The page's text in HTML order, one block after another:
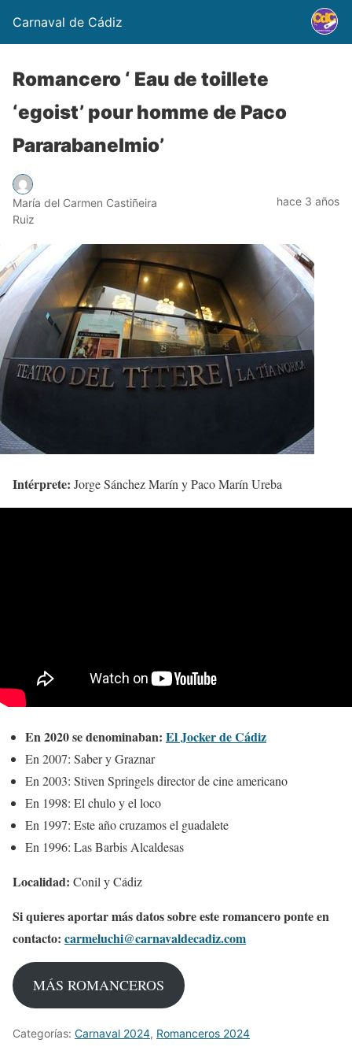
Carnaval de Cádiz
Romancero ‘ Eau de toillete
‘egoist’ pour homme de Paco
Pararabanelmio’
María del Carmen Castiñeira
Ruiz
hace 3 años
Intérprete: Jorge Sánchez Marín y Paco Marín Ureba
En 2020 se denominaban: El Jocker de Cádiz
En 2007: Saber y Graznar
En 2003: Stiven Springels director de cine americano
En 1998: El chulo y el loco
En 1997: Este año cruzamos el guadalete
En 1996: Las Barbis Alcaldesas
Localidad: Conil y Cádiz
Si quieres aportar más datos sobre este romancero ponte en
contacto: carmeluchi@carnavaldecadiz.com
MÁS ROMANCEROS
Categorías: Carnaval 2024, Romanceros 2024